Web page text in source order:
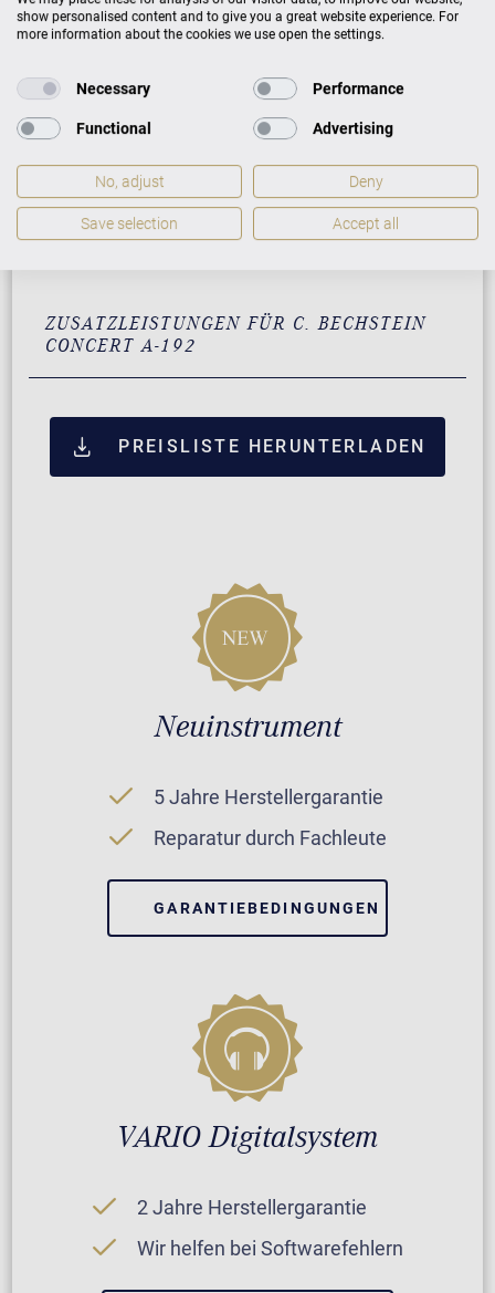
Vavona mit Messing 132.000 €
Messing
Pyramidenmahagoni mit
Messing
132.000 €
Mahagoni
132.290 €
ZUSATZLEISTUNGEN FÜR C. BECHSTEIN
CONCERT A-192
PREISLISTE HERUNTERLADEN
Neuinstrument
5 Jahre Herstellergarantie
Reparatur durch Fachleute
GARANTIEBEDINGUNGEN
VARIO Digitalsystem
2 Jahre Herstellergarantie
Wir helfen bei Softwarefehlern
show personalised content and to give you a great website experience. For
more information about the cookies we use open the settings.
Necessary Performance
Functional Advertising
No, adjust Deny
Save selection Accept all